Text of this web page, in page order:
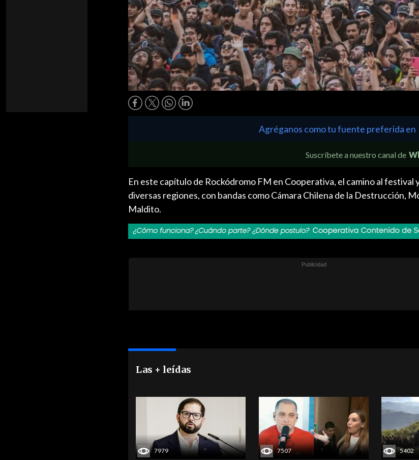
Agréganos como tu fuente preferida en
Suscríbete a nuestro canal de
En este capítulo de Rockódromo FM en Cooperativa, el camino al festival
diversas regiones, con bandas como Cámara Chilena de la Destrucción,
Maldito.
Las + leídas
7979 7507 5402